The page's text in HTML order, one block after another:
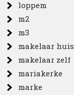
loppem
m2
m3
makelaar huis
makelaar zelf
mariakerke
marke